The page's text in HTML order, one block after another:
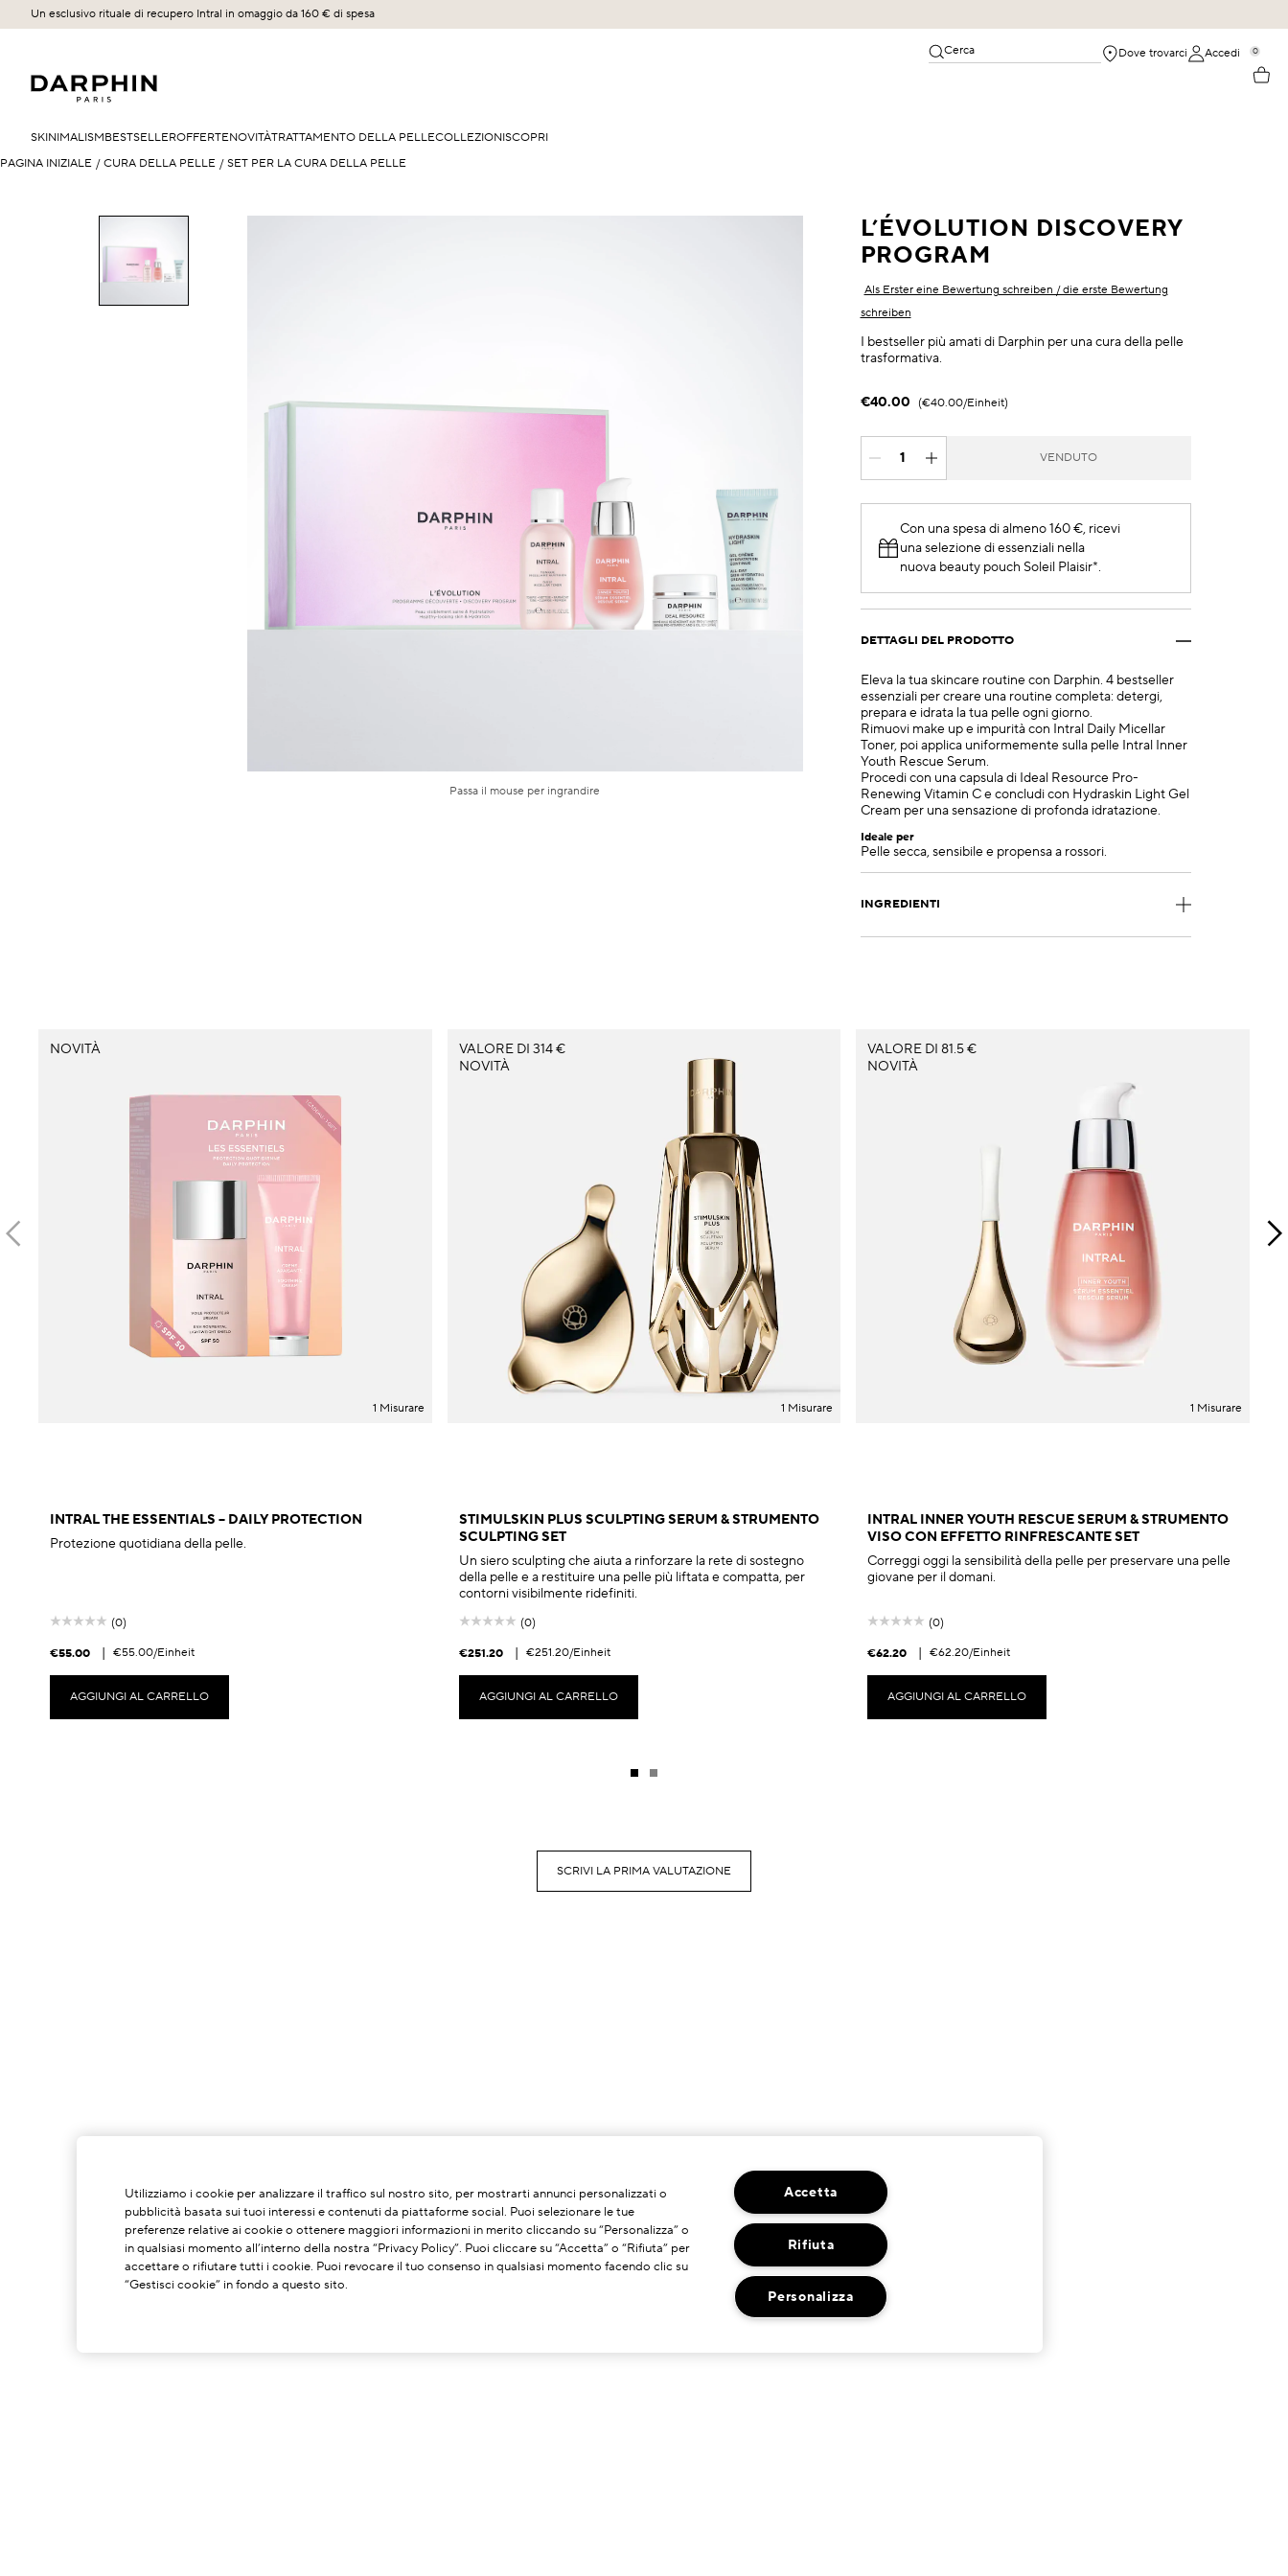
Un esclusivo rituale di recupero Intral in omaggio da 160 € di spesa
Cerca Dove trovarci Accedi 0
SKINIMALISMBESTSELLEROFFERTENOVITÀTRATTAMENTO DELLA PELLECOLLEZIONISCOPRI
PAGINA INIZIALE / CURA DELLA PELLE / SET PER LA CURA DELLA PELLE
L’ÉVOLUTION DISCOVERY
PROGRAM
Als Erster eine Bewertung schreiben / die erste Bewertung
schreiben
I bestseller più amati di Darphin per una cura della pelle
trasformativa.
Passa il mouse per ingrandire
€40.00 €40.00/Einheit
VENDUTO
Con una spesa di almeno 160 €, ricevi
una selezione di essenziali nella
nuova beauty pouch Soleil Plaisir*.
DETTAGLI DEL PRODOTTO
Eleva la tua skincare routine con Darphin. 4 bestseller
essenziali per creare una routine completa: detergi,
prepara e idrata la tua pelle ogni giorno.
Rimuovi make up e impurità con Intral Daily Micellar
Toner, poi applica uniformemente sulla pelle Intral Inner
Youth Rescue Serum.
Procedi con una capsula di Ideal Resource Pro-
Renewing Vitamin C e concludi con Hydraskin Light Gel
Cream per una sensazione di profonda idratazione.
Ideale per
Pelle secca, sensibile e propensa a rossori.
INGREDIENTI
NOVITÀ
1 Misurare
INTRAL THE ESSENTIALS – DAILY PROTECTION
Protezione quotidiana della pelle.
(0)
€55.00 | €55.00/Einheit
AGGIUNGI AL CARRELLO
VALORE DI 314 €
NOVITÀ
1 Misurare
STIMULSKIN PLUS SCULPTING SERUM & STRUMENTO
SCULPTING SET
Un siero sculpting che aiuta a rinforzare la rete di sostegno
della pelle e a restituire una pelle più liftata e compatta, per
contorni visibilmente ridefiniti.
(0)
€251.20 | €251.20/Einheit
AGGIUNGI AL CARRELLO
VALORE DI 81.5 €
NOVITÀ
1 Misurare
INTRAL INNER YOUTH RESCUE SERUM & STRUMENTO
VISO CON EFFETTO RINFRESCANTE SET
Correggi oggi la sensibilità della pelle per preservare una pelle
giovane per il domani.
(0)
€62.20 | €62.20/Einheit
AGGIUNGI AL CARRELLO
SCRIVI LA PRIMA VALUTAZIONE
Utilizziamo i cookie per analizzare il traffico sul nostro sito, per mostrarti annunci personalizzati o
pubblicità basata sui tuoi interessi e contenuti da piattaforme social. Puoi selezionare le tue
preferenze relative ai cookie o ottenere maggiori informazioni in merito cliccando su “Personalizza” o
in qualsiasi momento all’interno della nostra “Privacy Policy”. Puoi cliccare su “Accetta” o “Rifiuta” per
accettare o rifiutare tutti i cookie. Puoi revocare il tuo consenso in qualsiasi momento facendo clic su
“Gestisci cookie” in fondo a questo sito.
Accetta
Rifiuta
Personalizza